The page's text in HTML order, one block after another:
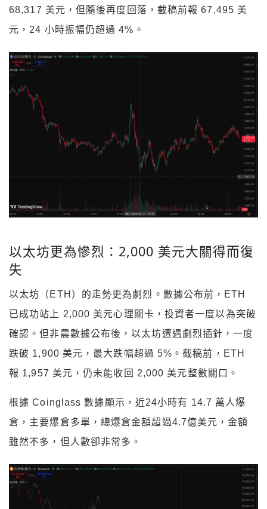
68,317 美元，但隨後再度回落，截稿前報 67,495 美
元，24 小時振幅仍超過 4%。
以太坊更為慘烈：2,000 美元大關得而復
失
以太坊（ETH）的走勢更為劇烈。數據公布前，ETH
已成功站上 2,000 美元心理關卡，投資者一度以為突破
確認。但非農數據公布後，以太坊遭遇劇烈插針，一度
跌破 1,900 美元，最大跌幅超過 5%。截稿前，ETH
報 1,957 美元，仍未能收回 2,000 美元整數關口。
根據 Coinglass 數據顯示，近24小時有 14.7 萬人爆
倉，主要爆倉多單，總爆倉金額超過4.7億美元，金額
雖然不多，但人數卻非常多。